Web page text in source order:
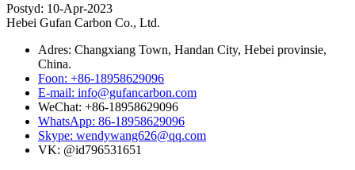
Postyd: 10-Apr-2023
Hebei Gufan Carbon Co., Ltd.
Adres: Changxiang Town, Handan City, Hebei provinsie,
China.
Foon: +86-18958629096
E-mail: info@gufancarbon.com
WeChat: +86-18958629096
WhatsApp: 86-18958629096
Skype: wendywang626@qq.com
VK: @id796531651